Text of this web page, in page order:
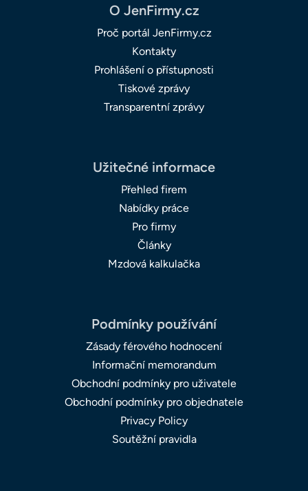
O JenFirmy.cz
Proč portál JenFirmy.cz
Kontakty
Prohlášení o přístupnosti
Tiskové zprávy
Transparentní zprávy
Užitečné informace
Přehled firem
Nabídky práce
Pro firmy
Články
Mzdová kalkulačka
Podmínky používání
Zásady férového hodnocení
Informační memorandum
Obchodní podmínky pro uživatele
Obchodní podmínky pro objednatele
Privacy Policy
Soutěžní pravidla